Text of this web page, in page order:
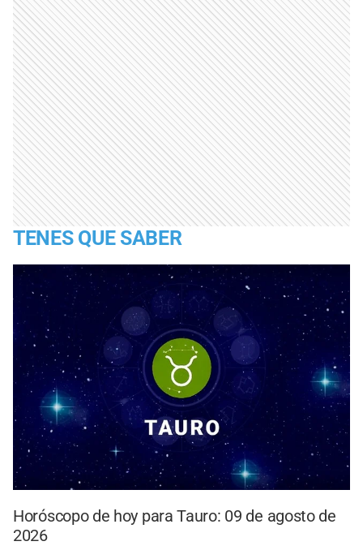
TENES QUE SABER
Horóscopo de hoy para Tauro: 09 de agosto de
2026